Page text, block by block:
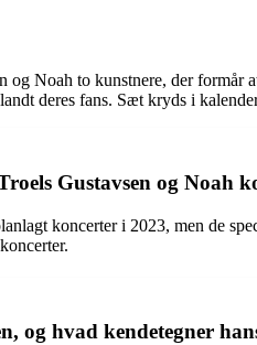
og Noah to kunstnere, der
deres fans. Sæt kryds i
Gustavsen og Noah
koncerter i 2023, men de
og hvad kendetegner